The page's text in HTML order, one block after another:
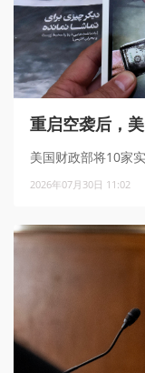
重启空袭后，
美国财政部将10家
2026年07月30日 11:02